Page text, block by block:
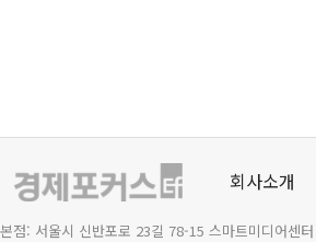
회사소개
본점: 서울시 신반포로 23길 78-15 스마트미디어센